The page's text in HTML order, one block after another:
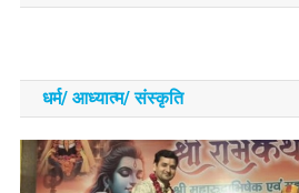
धर्म/ आध्‍यात्‍म/ संस्‍कृति